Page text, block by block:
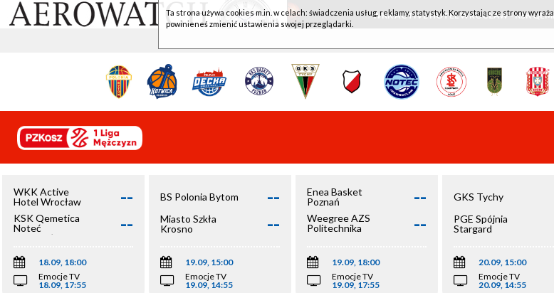
WKK ACTIVE HOTEL WROCŁAW - KSK
WKK Active
Hotel Wrocław
--
KSK Qemetica
Noteć
Inowrocław
--
18.09, 18:00
Emocje TV
18.09, 17:55
BS Polonia Bytom --
Miasto Szkła
Krosno
--
19.09, 15:00
Emocje TV
19.09, 14:55
Enea Basket
Poznań
--
Weegree AZS
Politechnika
--
19.09, 18:00
Emocje TV
19.09, 17:55
GKS Tychy
PGE Spójnia
Stargard
20.09, 15:00
Emocje TV
20.09, 14:55
Ta strona używa cookies m.in. w celach: świadczenia usług, reklamy, statystyk. Korzystając ze strony
powinieneś zmienić ustawienia swojej przeglądarki.